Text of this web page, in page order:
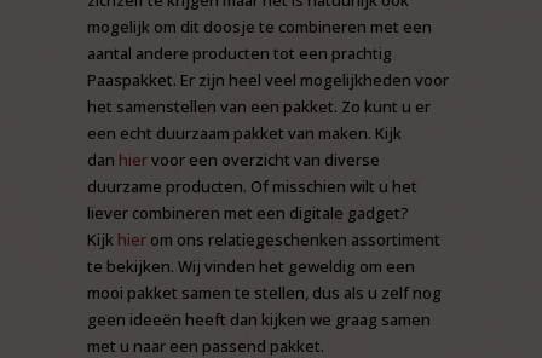
mogelijk om dit doosje te combineren met een
aantal andere producten tot een prachtig
Paaspakket. Er zijn heel veel mogelijkheden voor
het samenstellen van een pakket. Zo kunt u er
een echt duurzaam pakket van maken. Kijk
dan hiervoor een overzicht van diverse
duurzame producten. Of misschien wilt u het
liever combineren met een digitale gadget?
Kijk hier om ons relatiegeschenken assortiment
te bekijken. Wij vinden het geweldig om een
mooi pakket samen te stellen, dus als u zelf nog
geen ideeën heeft dan kijken we graag samen
met u naar een passend pakket.